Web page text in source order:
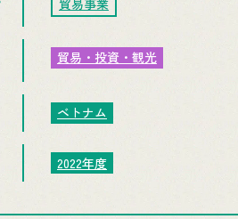
貿易事業
貿易・投資・観光
ベトナム
2022年度